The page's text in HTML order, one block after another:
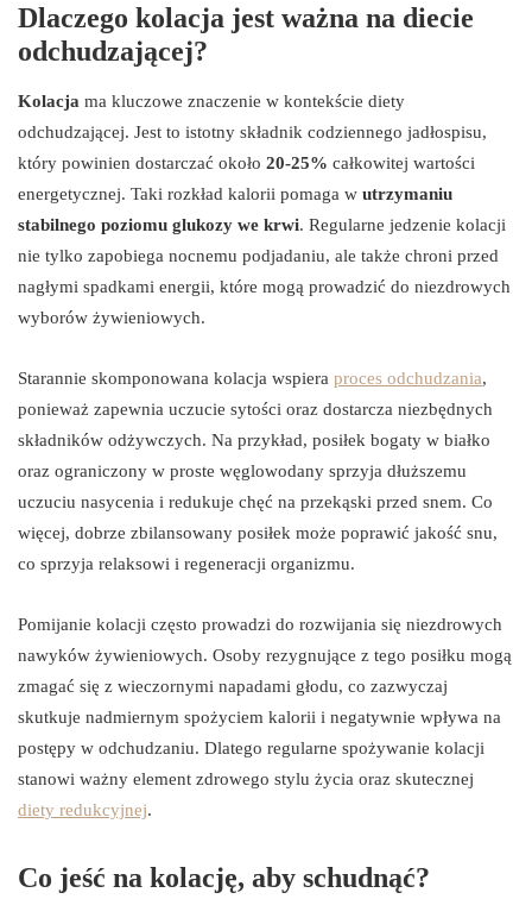
Dlaczego kolacja jest ważna na diecie
odchudzającej?
Kolacja ma kluczowe znaczenie w kontekście diety
odchudzającej. Jest to istotny składnik codziennego jadłospisu,
który powinien dostarczać około 20-25% całkowitej wartości
energetycznej. Taki rozkład kalorii pomaga w utrzymaniu
stabilnego poziomu glukozy we krwi. Regularne jedzenie kolacji
nie tylko zapobiega nocnemu podjadaniu, ale także chroni przed
nagłymi spadkami energii, które mogą prowadzić do niezdrowych
wyborów żywieniowych.
Starannie skomponowana kolacja wspiera proces odchudzania,
ponieważ zapewnia uczucie sytości oraz dostarcza niezbędnych
składników odżywczych. Na przykład, posiłek bogaty w białko
oraz ograniczony w proste węglowodany sprzyja dłuższemu
uczuciu nasycenia i redukuje chęć na przekąski przed snem. Co
więcej, dobrze zbilansowany posiłek może poprawić jakość snu,
co sprzyja relaksowi i regeneracji organizmu.
Pomijanie kolacji często prowadzi do rozwijania się niezdrowych
nawyków żywieniowych. Osoby rezygnujące z tego posiłku mogą
zmagać się z wieczornymi napadami głodu, co zazwyczaj
skutkuje nadmiernym spożyciem kalorii i negatywnie wpływa na
postępy w odchudzaniu. Dlatego regularne spożywanie kolacji
stanowi ważny element zdrowego stylu życia oraz skutecznej
diety redukcyjnej.
Co jeść na kolację, aby schudnąć?